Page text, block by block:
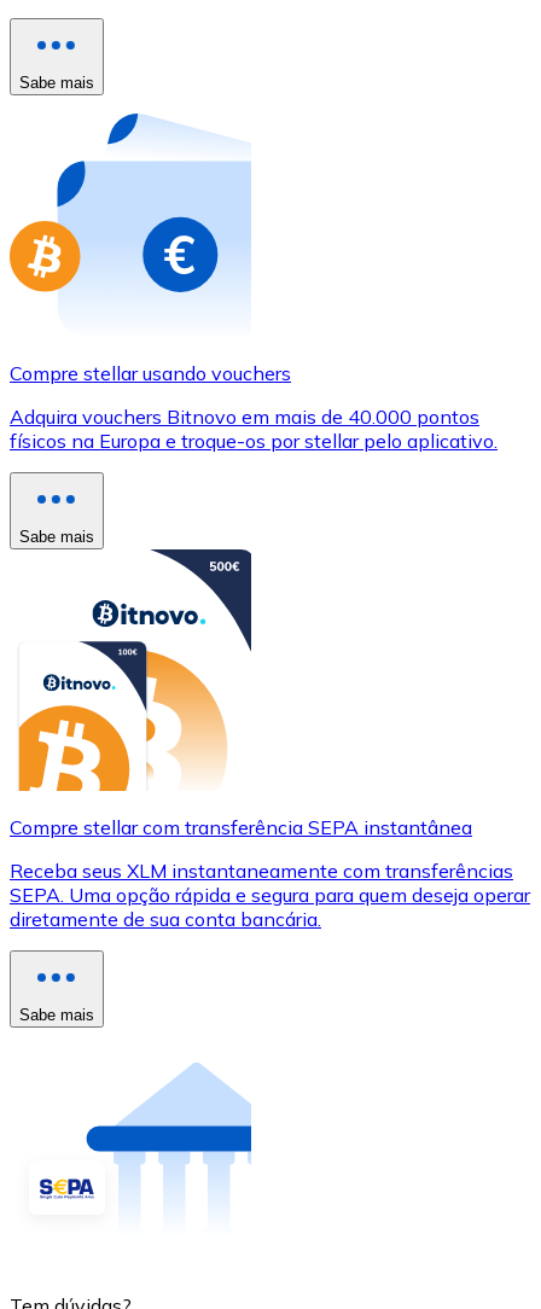
Comprar com cartão
Compre cartões-presente das suas marcas favoritas
Ir para a loja de cartões-presente
Sabe mais
Compre stellar usando vouchers
Adquira vouchers Bitnovo em mais de 40.000 pontos
físicos na Europa e troque-os por stellar pelo aplicativo.
Sabe mais
Compre stellar com transferência SEPA instantânea
Receba seus XLM instantaneamente com transferências
SEPA. Uma opção rápida e segura para quem deseja operar
diretamente de sua conta bancária.
Sabe mais